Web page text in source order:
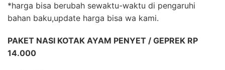
*harga bisa berubah sewaktu-waktu di pengaruhi
bahan baku,update harga bisa wa kami.
PAKET NASI KOTAK AYAM PENYET / GEPREK RP
14.000